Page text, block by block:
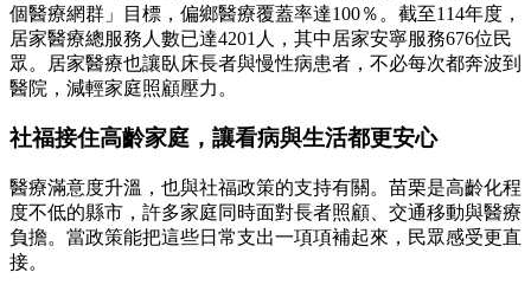
個醫療網群」目標，偏鄉醫療覆蓋率達100％。截至114年度，
居家醫療總服務人數已達4201人，其中居家安寧服務676位民
眾。居家醫療也讓臥床長者與慢性病患者，不必每次都奔波到
醫院，減輕家庭照顧壓力。
社福接住高齡家庭，讓看病與生活都更安心
醫療滿意度升溫，也與社福政策的支持有關。苗栗是高齡化程
度不低的縣市，許多家庭同時面對長者照顧、交通移動與醫療
負擔。當政策能把這些日常支出一項項補起來，民眾感受更直
接。